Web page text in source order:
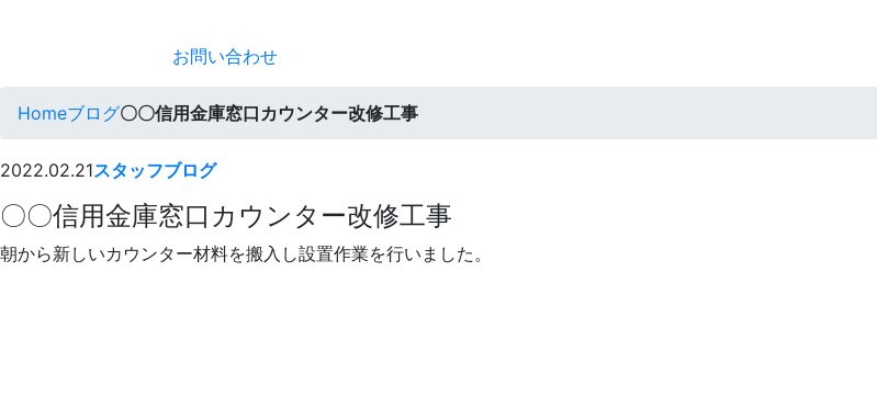
お問い合わせ
Homeブログ〇〇信用金庫窓口カウンター改修工事
2022.02.21スタッフブログ
〇〇信用金庫窓口カウンター改修工事
朝から新しいカウンター材料を搬入し設置作業を行いました。